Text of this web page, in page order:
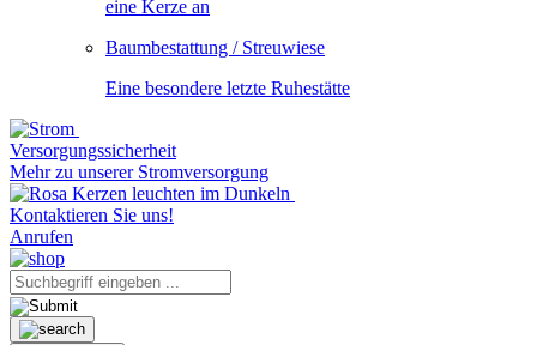
eine Kerze an
Baumbestattung / Streuwiese
Eine besondere letzte Ruhestätte
Versorgungssicherheit
Mehr zu unserer Stromversorgung
Kontaktieren Sie uns!
Anrufen